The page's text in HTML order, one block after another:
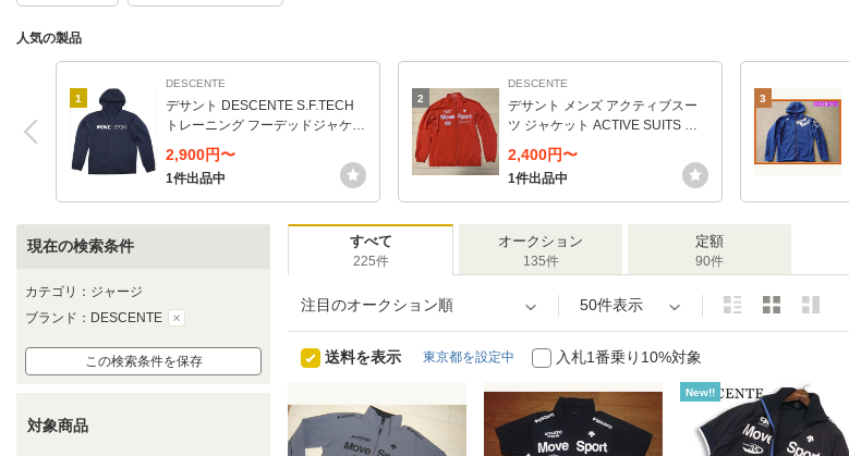
人気の製品
1
DESCENTE
デサント DESCENTE S.F.TECH
トレーニング フーデッドジャケッ
ト メンズ DMMTJF11-NV
2,900円〜
1件出品中
2
DESCENTE
デサント メンズ アクティブスー
ツ ジャケット ACTIVE SUITS ア
ウター ムーブスポーツ Move Spo
rt トレーニングウェア DMMLJF15
2,400円〜
1件出品中
3
現在の検索条件
カテゴリ：ジャージ
ブランド：DESCENTE
この検索条件を保存
対象商品
すべて
225件
オークション
135件
定額
90件
注目のオークション順 50件表示
送料を表示 東京都を設定中 入札1番乗り10%対象
New!!